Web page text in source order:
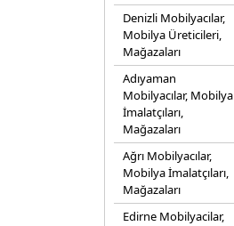
Denizli Mobilyacılar,
Mobilya Üreticileri,
Mağazaları
Adıyaman
Mobilyacılar, Mobilya
İmalatçıları,
Mağazaları
Ağrı Mobilyacılar,
Mobilya İmalatçıları,
Mağazaları
Edirne Mobilyacilar,